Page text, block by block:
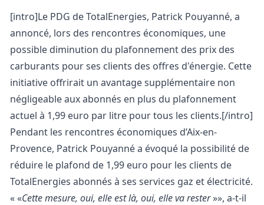
[intro]Le PDG de TotalEnergies, Patrick Pouyanné, a
annoncé, lors des rencontres économiques, une
possible diminution du plafonnement des prix des
carburants pour ses clients des offres d'énergie. Cette
initiative offrirait un avantage supplémentaire non
négligeable aux abonnés en plus du plafonnement
actuel à 1,99 euro par litre pour tous les clients.[/intro]
Pendant les rencontres économiques d’Aix-en-
Provence, Patrick Pouyanné a évoqué la possibilité de
réduire le plafond de 1,99 euro pour les clients de
TotalEnergies abonnés à ses services gaz et électricité.
« Cette mesure, oui, elle est là, oui, elle va rester », a-t-il